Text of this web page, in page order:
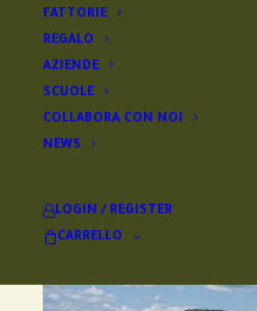
FATTORIE
REGALO
AZIENDE
SCUOLE
COLLABORA CON NOI
NEWS
LOGIN / REGISTER
CARRELLO